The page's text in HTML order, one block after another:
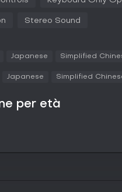
Il gioco punta su
una modalità narrativa
l'attenzione è tutta
1, permettendo ai
struttura garantisce una
scelte del giocatore durante
Stereo Sound
Japanese Simplified
Japanese Simplified
per età